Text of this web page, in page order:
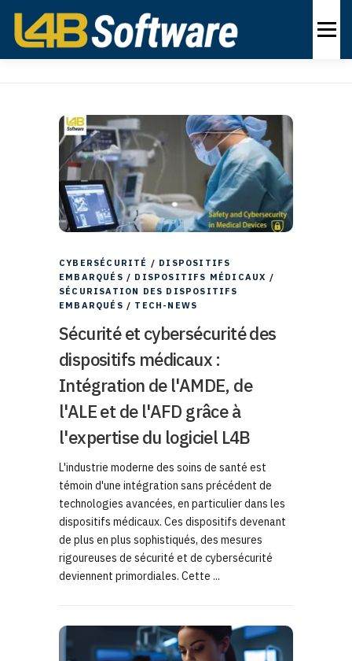
content
Menu
À PROPOS NOUS CONTACTER FR
CYBERSÉCURITÉ / DISPOSITIFS
EMBARQUÉS / DISPOSITIFS MÉDICAUX /
SÉCURISATION DES DISPOSITIFS
EMBARQUÉS / TECH-NEWS
Sécurité et cybersécurité des
dispositifs médicaux :
Intégration de l'AMDE, de
l'ALE et de l'AFD grâce à
l'expertise du logiciel L4B
L'industrie moderne des soins de santé est
témoin d'une intégration sans précédent de
technologies avancées, en particulier dans les
dispositifs médicaux. Ces dispositifs devenant
de plus en plus sophistiqués, des mesures
rigoureuses de sécurité et de cybersécurité
deviennent primordiales. Cette ...